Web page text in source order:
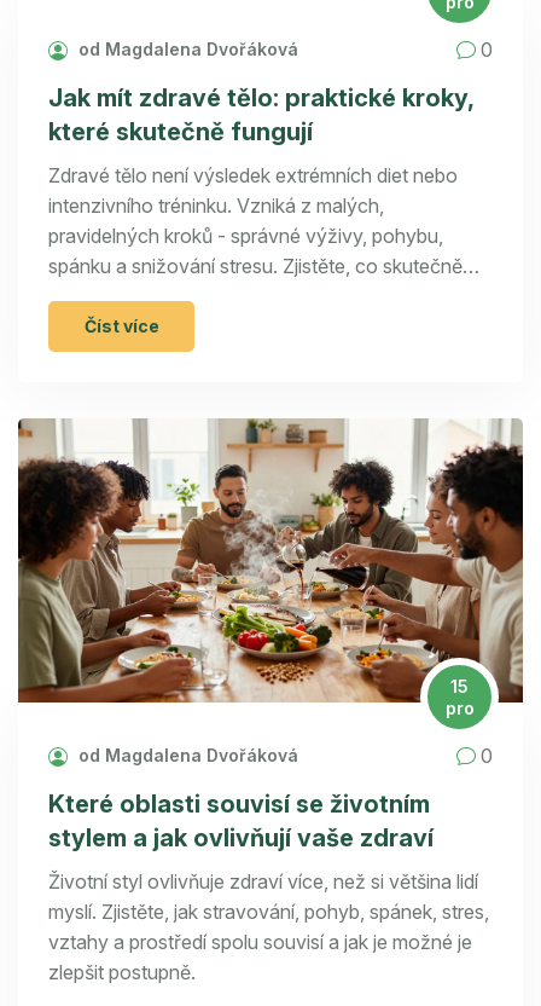
od Magdalena Dvořáková 0
Jak mít zdravé tělo: praktické kroky,
které skutečně fungují
Zdravé tělo není výsledek extrémních diet nebo
intenzivního tréninku. Vzniká z malých,
pravidelných kroků - správné výživy, pohybu,
spánku a snižování stresu. Zjistěte, co skutečně
funguje.
Číst více
15
pro
od Magdalena Dvořáková 0
Které oblasti souvisí se životním
stylem a jak ovlivňují vaše zdraví
Životní styl ovlivňuje zdraví více, než si většina lidí
myslí. Zjistěte, jak stravování, pohyb, spánek, stres,
vztahy a prostředí spolu souvisí a jak je možné je
zlepšit postupně.